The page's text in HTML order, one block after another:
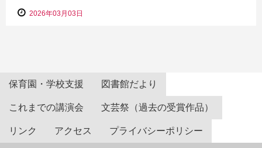
2026年03月03日
保育園・学校支援 図書館だより
これまでの講演会 文芸祭（過去の受賞作品）
リンク アクセス プライバシーポリシー